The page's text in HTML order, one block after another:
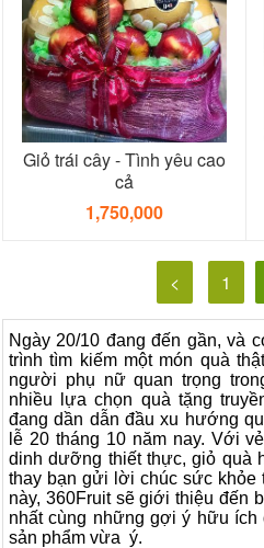
Giỏ trái cây - Tình yêu cao
cả
1,750,000
< 1
Ngày 20/10 đang đến gần, và
trình tìm kiếm một món quà
người phụ nữ quan trọng
nhiều lựa chọn quà tặng
đang dần dẫn đầu xu hướng
lễ 20 tháng 10 năm nay. Với
dinh dưỡng thiết thực, giỏ quà
thay bạn gửi lời chúc sức khỏe
này, 360Fruit sẽ giới thiệu đến
nhất cùng những gợi ý hữu
sản phẩm vừa ý.